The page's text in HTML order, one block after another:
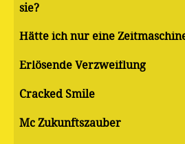
sie?
Hätte ich nur eine
Erlösende Verzweiflung
Cracked Smile
Mc Zukunftszauber